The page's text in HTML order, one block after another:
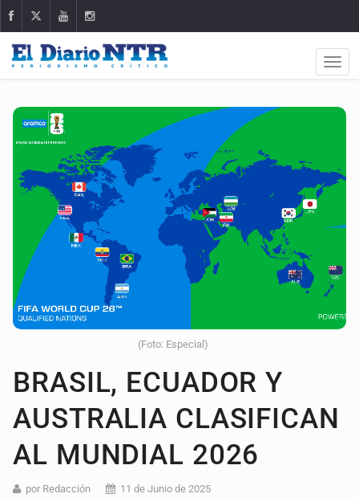
(Foto: Especial)
BRASIL, ECUADOR Y
AUSTRALIA CLASIFICAN
AL MUNDIAL 2026
por Redacción 11 de Junio de 2025